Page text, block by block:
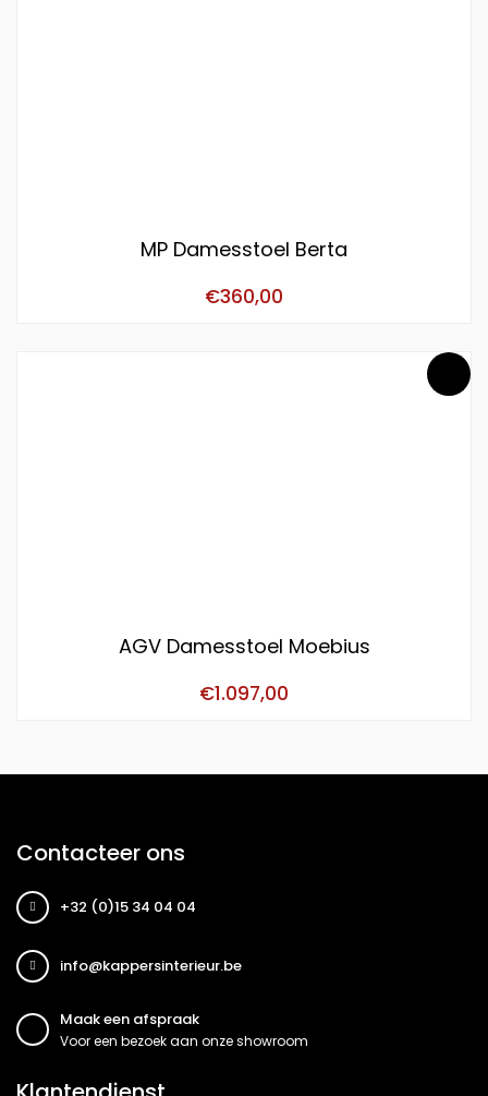
MP Damesstoel Berta
€360,00
AGV Damesstoel Moebius
€1.097,00
Contacteer ons
+32 (0)15 34 04 04
info@kappersinterieur.be
Maak een afspraak
Voor een bezoek aan onze showroom